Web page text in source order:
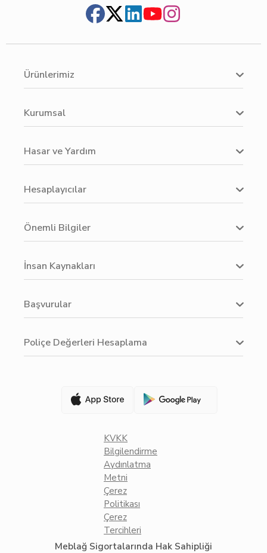
Ürünlerimiz
Kurumsal
Hasar ve Yardım
Hesaplayıcılar
Önemli Bilgiler
İnsan Kaynakları
Başvurular
Poliçe Değerleri Hesaplama
KVKK
Bilgilendirme
Aydınlatma
Metni
Çerez
Politikası
Çerez
Tercihleri
Meblağ Sigortalarında Hak Sahipliği